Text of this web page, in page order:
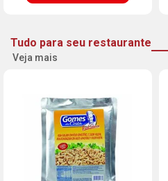
Tudo para seu restaurante
Veja mais